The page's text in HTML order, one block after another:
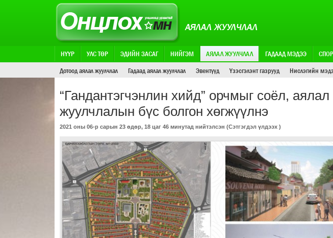
АЯЛАЛ ЖУУЛЧЛАЛ
НҮҮР УЛС ТӨР ЭДИЙН ЗАСАГ НИЙГЭМ АЯЛАЛ ЖУУЛЧЛАЛ ГАДААД МЭДЭЭ
Дотоод аялал жуулчлал
Гадаад аялал жуулчлал Эвентүүд Үзэсгэлэнт газрууд Нислэгийн
“Гандантэгчэнлин хийд” орчмыг соёл, аялал
жуулчлалын бүс болгон хөгжүүлнэ
2021 оны 06-р сарын 23 өдөр, 18 цаг 46 минутад нийтэлсэн (Сэтгэгдэл үлдээх )